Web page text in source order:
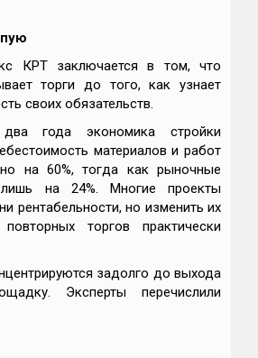
КРТ заключается в том, что
торги до того, как узнает
своих обязательств.
года экономика стройки
материалов и работ
на 60%, тогда как рыночные
на 24%. Многие проекты
рентабельности, но изменить их
торгов практически
задолго до выхода
Эксперты перечислили